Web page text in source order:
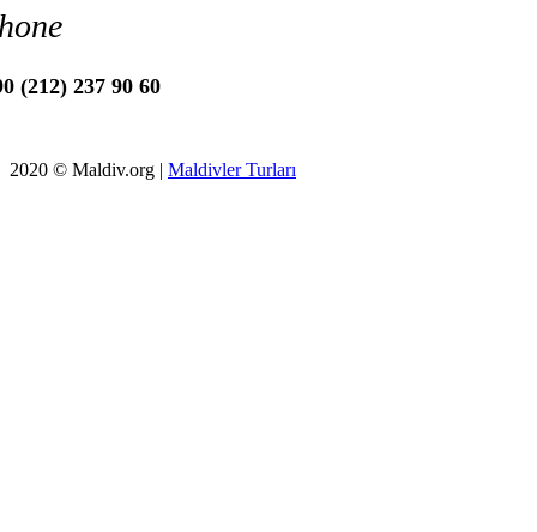
(212) 237 90 60
2020 © Maldiv.org | Maldivler Turları